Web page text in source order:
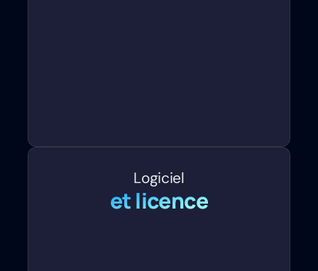
Logiciel
et licence